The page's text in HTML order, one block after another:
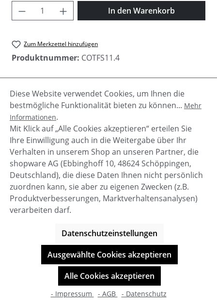
Produkt Anzahl: Gib den gewünschten
In den Warenkorb
Zum Merkzettel hinzufügen
Produktnummer: COTFS11.4
Beschreibung
Damen Jeans Basil von Circle of Trust im 5 Pocket
Design. Die Jeans hat ein Nadelschlagmuster, einen
verdeckten Reißverschlu…Mehr
Service-Hotline
Informationen
© BOOTBAY-n-others
Alle Preise inkl. gesetzl. Mehrwertsteuer zzgl.
Versandkosten
Shop-Entwicklung durchcookie.design
Diese Website verwendet Cookies, um Ihnen die
bestmögliche Funktionalität bieten zu können... Mehr
Informationen.
Mit Klick auf „Alle Cookies akzeptieren“ erteilen Sie
Ihre Einwilligung auch in die Weitergabe über Ihr
Verhalten in unserem Shop an unseren Partner, die
shopware AG (Ebbinghoff 10, 48624 Schöppingen,
Deutschland), die diese Daten Ihnen nicht persönlich
zuordnen kann, sie aber zu eigenen Zwecken (z.B.
Produktverbesserungen, Marktverhaltensanalysen)
verarbeiten darf.
Datenschutzeinstellungen
Ausgewählte Cookies akzeptieren
Alle Cookies akzeptieren
- Impressum - AGB - Datenschutz